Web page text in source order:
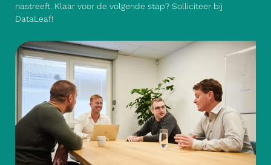
nastreeft. Klaar voor de volgende stap? Solliciteer bij
DataLeaf!